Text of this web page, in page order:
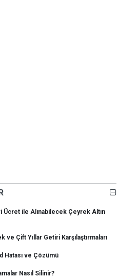
Ücret ile Alınabilecek Çeyrek Altın
ve Çift Yıllar Getiri Karşılaştırmaları
Hatası ve Çözümü
Nasıl Silinir?